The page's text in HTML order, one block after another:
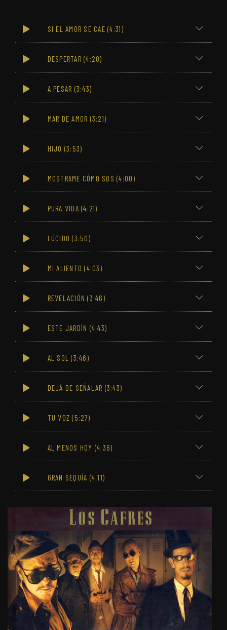
SI EL AMOR SE CAE (4:31)
DESPERTAR (4:20)
A PESAR (3:43)
MAR DE AMOR (3:21)
HIJO (3:53)
MOSTRAME CÓMO SOS (4:00)
PURA VIDA (4:21)
LÚCIDO (3:50)
MI ALIENTO (4:03)
REVELACIÓN (3:46)
ESTE JARDÍN (4:43)
AL SOL (3:46)
DEJÁ DE SEÑALAR (3:43)
TU VOZ (5:27)
AL MENOS HOY (4:36)
GRAN SEQUÍA (4:11)